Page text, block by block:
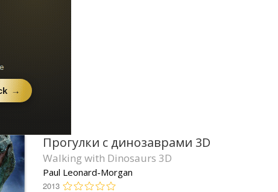
Прогулки с динозаврами 3D
Walking with Dinosaurs 3D
Paul Leonard-Morgan
2013